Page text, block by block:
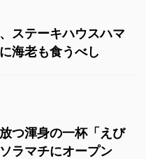
ステーキハウスハマ
海老も食うべし
つ渾身の一杯「えび
ラマチにオープン